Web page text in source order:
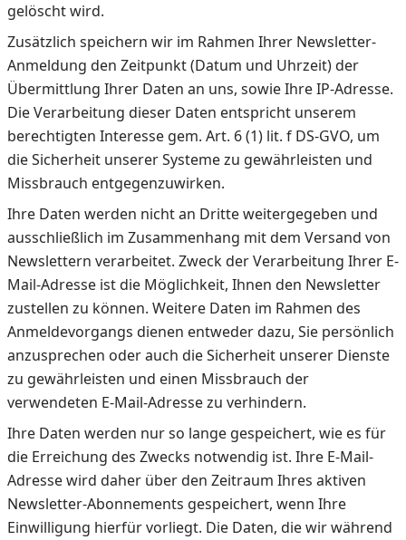
gelöscht wird.
Zusätzlich speichern wir im Rahmen Ihrer Newsletter-
Anmeldung den Zeitpunkt (Datum und Uhrzeit) der
Übermittlung Ihrer Daten an uns, sowie Ihre IP-Adresse.
Die Verarbeitung dieser Daten entspricht unserem
berechtigten Interesse gem. Art. 6 (1) lit. f DS-GVO, um
die Sicherheit unserer Systeme zu gewährleisten und
Missbrauch entgegenzuwirken.
Ihre Daten werden nicht an Dritte weitergegeben und
ausschließlich im Zusammenhang mit dem Versand von
Newslettern verarbeitet. Zweck der Verarbeitung Ihrer E-
Mail-Adresse ist die Möglichkeit, Ihnen den Newsletter
zustellen zu können. Weitere Daten im Rahmen des
Anmeldevorgangs dienen entweder dazu, Sie persönlich
anzusprechen oder auch die Sicherheit unserer Dienste
zu gewährleisten und einen Missbrauch der
verwendeten E-Mail-Adresse zu verhindern.
Ihre Daten werden nur so lange gespeichert, wie es für
die Erreichung des Zwecks notwendig ist. Ihre E-Mail-
Adresse wird daher über den Zeitraum Ihres aktiven
Newsletter-Abonnements gespeichert, wenn Ihre
Einwilligung hierfür vorliegt. Die Daten, die wir während